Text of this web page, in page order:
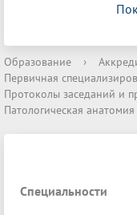
Образование ›
Первичная
Протоколы заседаний и
Патологическая анатомия
Специальности